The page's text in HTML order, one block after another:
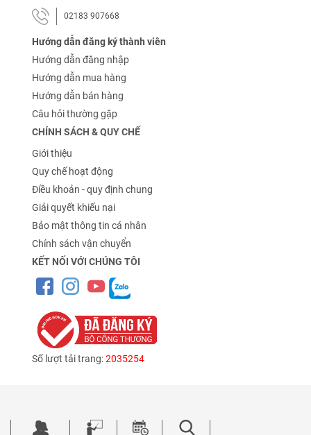
02183 907668
Hướng dẫn đăng ký thành viên
Hướng dẫn đăng nhập
Hướng dẫn mua hàng
Hướng dẫn bán hàng
Câu hỏi thường gặp
CHÍNH SÁCH & QUY CHẾ
Giới thiệu
Quy chế hoạt động
Điều khoản - quy định chung
Giải quyết khiếu nại
Bảo mật thông tin cá nhân
Chính sách vận chuyển
KẾT NỐI VỚI CHÚNG TÔI
Số lượt tải trang:2035254